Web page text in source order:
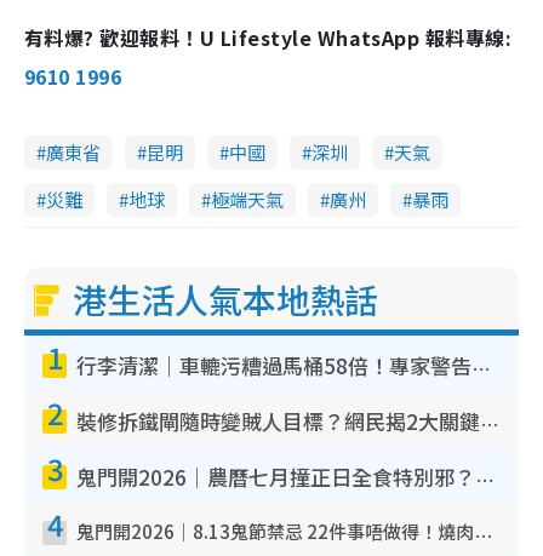
有料爆? 歡迎報料！U Lifestyle WhatsApp 報料專線:
9610 1996
廣東省 昆明 中國 深圳
天氣
災難
地球 極端天氣 廣州 暴雨
港生活人氣本地熱話
1 行李清潔｜車轆污糟過馬桶58倍！專家警告忌用酒精抹 教1招免污手除菌
2 裝修拆鐵閘隨時變賊人目標？網民揭2大關鍵用途：裝新式等於白裝？附新舊鐵閘分別
3 鬼門開2026｜農曆七月撞正日全食特別邪？專家警告切忌做一事！揭4大禁忌+2招保平安
4 鬼門開2026｜8.13鬼節禁忌 22件事唔做得！燒肉、刺身要少食？半夜勿吹口哨/打呢個電話